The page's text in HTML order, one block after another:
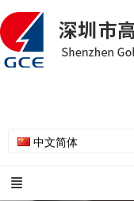
中文简体